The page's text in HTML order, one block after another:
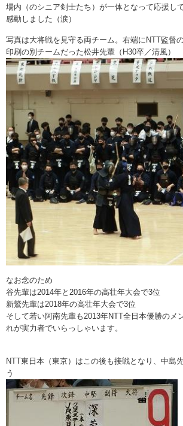
場内（のシニア剣士たち）が一体となって応援し
感動しました（涙）
写真は大将戦を見守る両チーム。右端にNTT監督
印刷の別チームだった松井先輩（H30卒／清風）
なお念のため
谷先輩は2014年と2016年の高壮年大会で3位
新鷲先輩は2018年の高壮年大会で3位
そして若い阿南先輩も2013年NTT全日本優勝のメ
れが実力者でいらっしゃいます。
NTT東日本（東京）はこの後も接戦となり、中島
う